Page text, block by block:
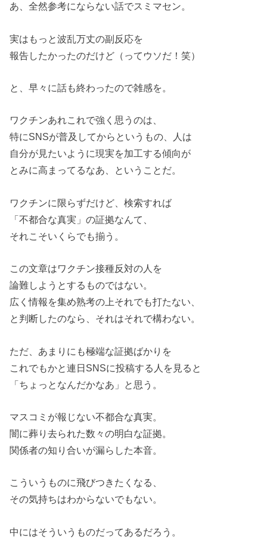
あ、全然参考にならない話でスミマセン。
実はもっと波乱万丈の副反応を
報告したかったのだけど（ってウソだ！笑）
と、早々に話も終わったので雑感を。
ワクチンあれこれで強く思うのは、
特にSNSが普及してからというもの、人は
自分が見たいように現実を加工する傾向が
とみに高まってるなあ、ということだ。
ワクチンに限らずだけど、検索すれば
「不都合な真実」の証拠なんて、
それこそいくらでも揃う。
この文章はワクチン接種反対の人を
論難しようとするものではない。
広く情報を集め熟考の上それでも打たない、
と判断したのなら、それはそれで構わない。
ただ、あまりにも極端な証拠ばかりを
これでもかと連日SNSに投稿する人を見ると
「ちょっとなんだかなあ」と思う。
マスコミが報じない不都合な真実。
闇に葬り去られた数々の明白な証拠。
関係者の知り合いが漏らした本音。
こういうものに飛びつきたくなる、
その気持ちはわからないでもない。
中にはそういうものだってあるだろう。